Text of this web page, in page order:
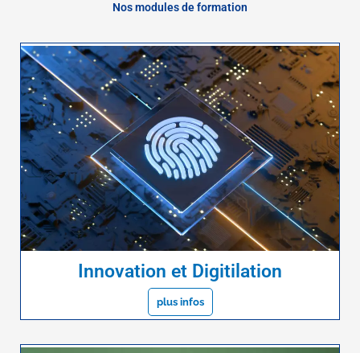
Nos modules de formation
Innovation et Digitilation
plus infos